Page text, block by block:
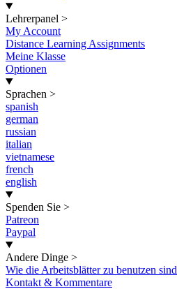
Lehrerpanel >
My Account
Distance Learning Assignments
Meine Klasse
Optionen
Sprachen >
spanish
german
russian
italian
vietnamese
french
english
Spenden Sie >
Patreon
Paypal
Andere Dinge >
Wie die Arbeitsblätter zu benutzen sind
Kontakt & Kommentare